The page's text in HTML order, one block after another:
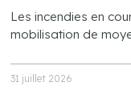
Les incendies en
mobilisation de
31 juillet 2026